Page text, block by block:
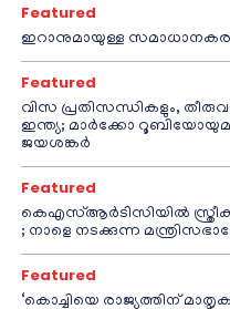
Featured
ഇറാനുമായുള്ള
Featured
വിസ പ്രതിസന്ധികളും,
ഇന്ത്യ; മാർക്കോ
ജയശങ്കർ
Featured
കെഎസ്ആർടിസിയിൽ
; നാളെ നടക്കുന്ന
Featured
‘കൊച്ചിയെ രാജ്യത്തിന്